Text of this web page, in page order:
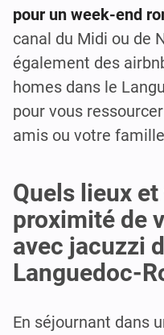
pour un week-end
canal du Midi ou de
également des
homes dans le
pour vous
amis ou votre
Quels lieux
proximité de
avec jacuzzi
Languedoc-
En séjournant dans